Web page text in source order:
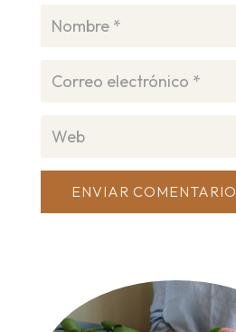
ENVIAR COMENTARIO